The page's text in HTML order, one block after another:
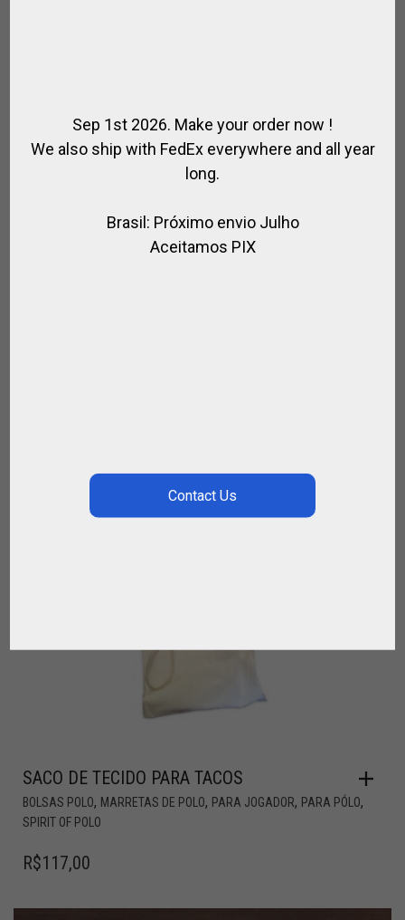
BOLSA PARA BOTAS DE CORDURA
BOLSAS POLO ,BOTAS POLO
PARA JOGADOR ,PARA MONTAR
SACO DE TECIDO PARA TACOS
BOLSAS POLO, MARRETAS DE POLO, PARA JOGADOR, PARA PÓLO,
SPIRIT OF POLO
R$117,00
Sep 1st 2026. Make your order now !
We also ship with FedEx everywhere and all year
long.
Brasil: Próximo envio Julho
Aceitamos PIX